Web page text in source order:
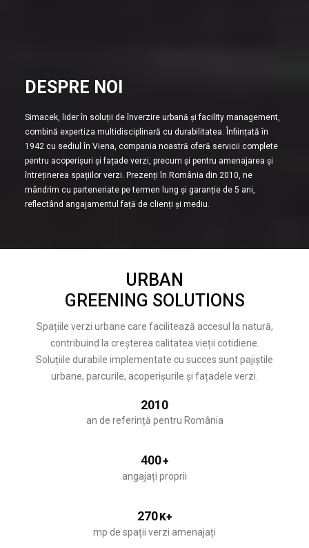
DESPRE NOI
Simacek, lider în soluții de înverzire urbană și facility management,
combină expertiza multidisciplinară cu durabilitatea. Înființată în
1942 cu sediul în Viena, compania noastră oferă servicii complete
pentru acoperișuri și fațade verzi, precum și pentru amenajarea și
întreținerea spațiilor verzi. Prezenți în România din 2010, ne
mândrim cu parteneriate pe termen lung și garanție de 5 ani,
reflectând angajamentul față de clienți și mediu.
URBAN
GREENING SOLUTIONS
Spațiile verzi urbane care facilitează accesul la natură,
contribuind la creșterea calitatea vieții cotidiene.
Soluțiile durabile implementate cu succes sunt pajiștile
urbane, parcurile, acoperișurile și fațadele verzi.
2010
an de referință pentru România
400+
angajați proprii
270K+
mp de spații verzi amenajați